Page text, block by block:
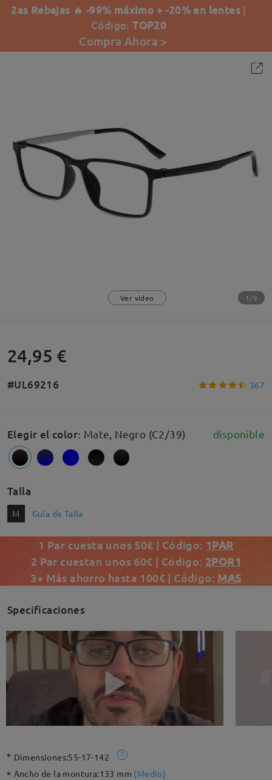
2as Rebajas 🔥 -99% máximo + -20% en lentes |
Código:TOP20
Compra Ahora >
Ver vídeo 1/9
24,95 €
#UL69216 367
Elegir el color: Mate, Negro (C2/39) disponible
Talla
M Guía de Talla
1 Par cuesta unos 50€ | Código: 1PAR
2 Par cuestan unos 60€ | Código: 2POR1
3+ Más ahorro hasta 100€ | Código: MAS
Specificaciones
Dimensiones:55-17-142
Ancho de la montura:133 mm (Medio)